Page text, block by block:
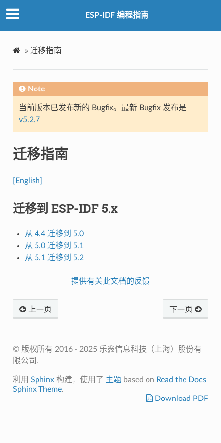
ESP-IDF 编程指南
» 迁移指南
Note
当前版本已发布新的 Bugfix。最新 Bugfix 发布是
v5.2.7
迁移指南
[English]
迁移到 ESP-IDF 5.x
从 4.4 迁移到 5.0
从 5.0 迁移到 5.1
从 5.1 迁移到 5.2
提供有关此文档的反馈
上一页 下一页
© 版权所有 2016 - 2025 乐鑫信息科技（上海）股份有
限公司.
利用 Sphinx构建，使用了 主题 based on Read the Docs
Sphinx Theme.
Download PDF